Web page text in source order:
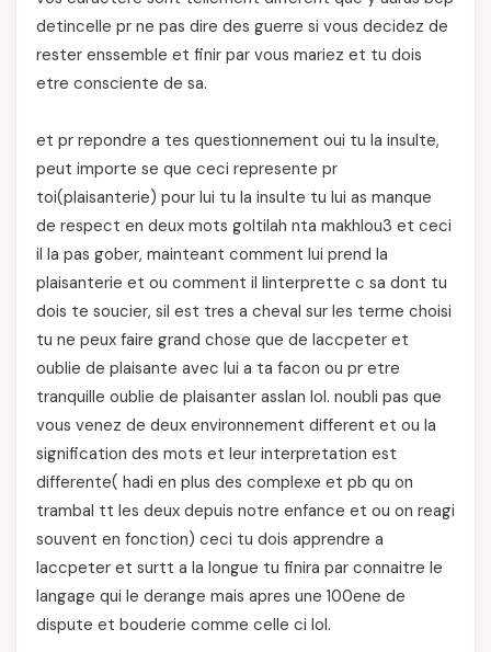
detincelle pr ne pas dire des guerre si vous decidez de
rester enssemble et finir par vous mariez et tu dois
etre consciente de sa.
et pr repondre a tes questionnement oui tu la insulte,
peut importe se que ceci represente pr
toi(plaisanterie) pour lui tu la insulte tu lui as manque
de respect en deux mots goltilah nta makhlou3 et ceci
il la pas gober, mainteant comment lui prend la
plaisanterie et ou comment il linterprette c sa dont tu
dois te soucier, sil est tres a cheval sur les terme choisi
tu ne peux faire grand chose que de laccpeter et
oublie de plaisante avec lui a ta facon ou pr etre
tranquille oublie de plaisanter asslan lol. noubli pas que
vous venez de deux environnement different et ou la
signification des mots et leur interpretation est
differente( hadi en plus des complexe et pb qu on
trambal tt les deux depuis notre enfance et ou on reagi
souvent en fonction) ceci tu dois apprendre a
laccpeter et surtt a la longue tu finira par connaitre le
langage qui le derange mais apres une 100ene de
dispute et bouderie comme celle ci lol.